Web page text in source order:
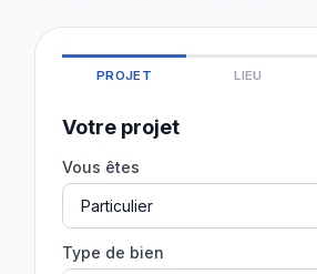
PROJET LIEU
Votre projet
Vous êtes
Type de bien